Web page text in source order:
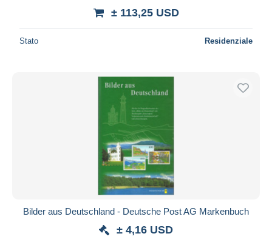
± 113,25 USD
Stato Residenziale
Bilder aus Deutschland - Deutsche Post AG Markenbuch
± 4,16 USD